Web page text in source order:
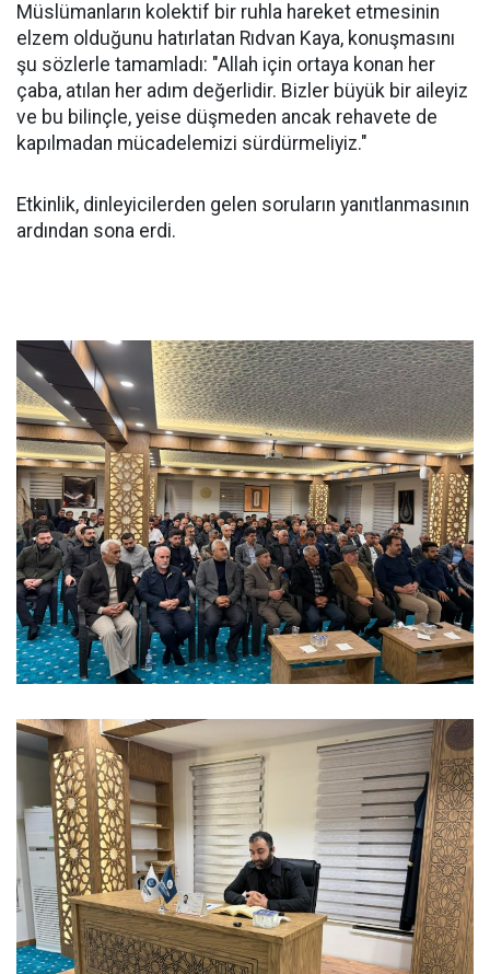
Müslümanların kolektif bir ruhla hareket etmesinin
elzem olduğunu hatırlatan Rıdvan Kaya, konuşmasını
şu sözlerle tamamladı: "Allah için ortaya konan her
çaba, atılan her adım değerlidir. Bizler büyük bir aileyiz
ve bu bilinçle, yeise düşmeden ancak rehavete de
kapılmadan mücadelemizi sürdürmeliyiz."
Etkinlik, dinleyicilerden gelen soruların yanıtlanmasının
ardından sona erdi.